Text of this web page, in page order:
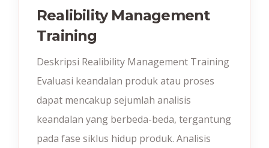
Realibility Management
Training
Deskripsi Realibility Management Training
Evaluasi keandalan produk atau proses
dapat mencakup sejumlah analisis
keandalan yang berbeda-beda, tergantung
pada fase siklus hidup produk. Analisis